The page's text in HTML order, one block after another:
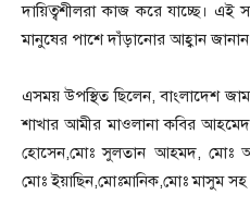
দায়িত্বশীলরা কাজ করে যাচ্ছে। এই
মানুষের পাশে দাঁড়ানোর আহ্বান জানান
এসময় উপস্থিত ছিলেন, বাংলাদেশ
শাখার আমীর মাওলানা কবির
হোসেন,মোঃ সুলতান আহমদ, মোঃ
মোঃ ইয়াছিন,মোঃমানিক,মোঃ মাসুম সহ